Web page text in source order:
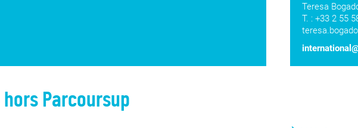
Teresa
T. : +33 2 55
Parcoursup